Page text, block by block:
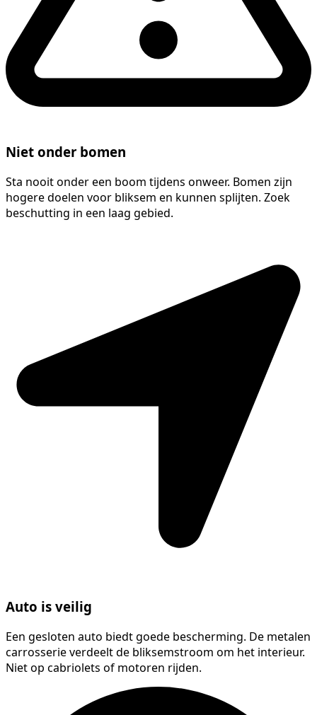
Niet onder bomen
Sta nooit onder een boom tijdens onweer. Bomen zijn
hogere doelen voor bliksem en kunnen splijten. Zoek
beschutting in een laag gebied.
Auto is veilig
Een gesloten auto biedt goede bescherming. De metalen
carrosserie verdeelt de bliksemstroom om het interieur.
Niet op cabriolets of motoren rijden.